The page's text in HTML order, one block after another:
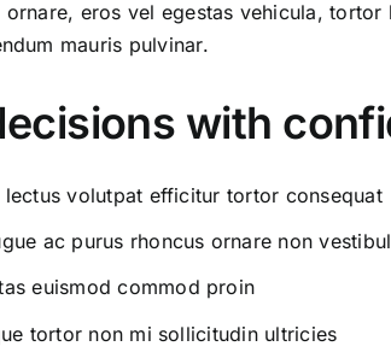
ornare, eros vel egestas vehicula,
mauris pulvinar.
with
lectus volutpat efficitur tortor consequat
ac purus rhoncus ornare non
euismod commod proin
tortor non mi sollicitudin ultricies